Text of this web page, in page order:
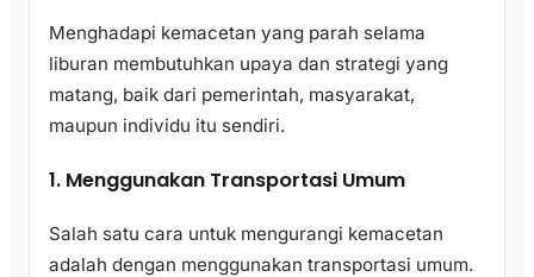
Menghadapi kemacetan yang parah selama
liburan membutuhkan upaya dan strategi yang
matang, baik dari pemerintah, masyarakat,
maupun individu itu sendiri.
1. Menggunakan Transportasi Umum
Salah satu cara untuk mengurangi kemacetan
adalah dengan menggunakan transportasi umum.